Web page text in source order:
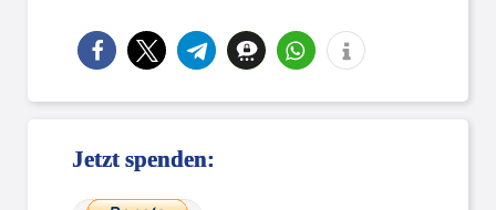
Jetzt spenden: